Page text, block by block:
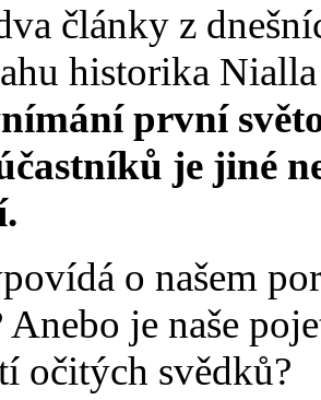
články z
historika
první
je jiné
o našem
Anebo je naše
očitých svědků?